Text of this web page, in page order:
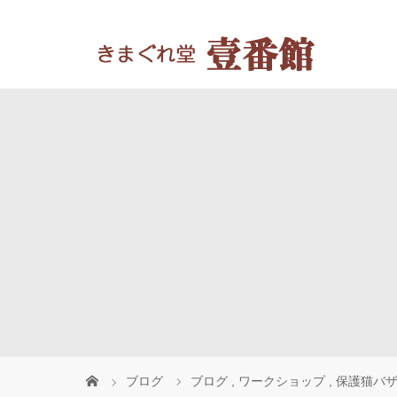
ブログ ブログ ワークショップ 保護猫バ